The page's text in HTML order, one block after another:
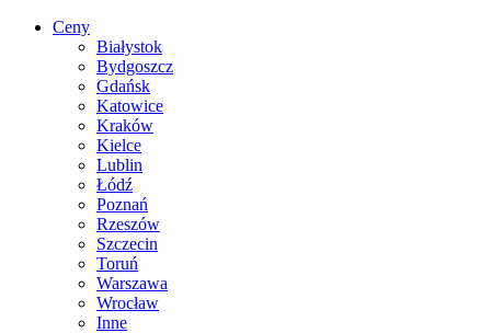
Ceny
Białystok
Bydgoszcz
Gdańsk
Katowice
Kraków
Kielce
Lublin
Łódź
Poznań
Rzeszów
Szczecin
Toruń
Warszawa
Wrocław
Inne